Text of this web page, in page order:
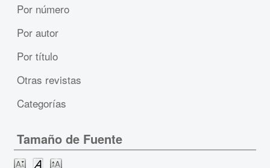
Por número
Por autor
Por título
Otras revistas
Categorías
Tamaño de Fuente